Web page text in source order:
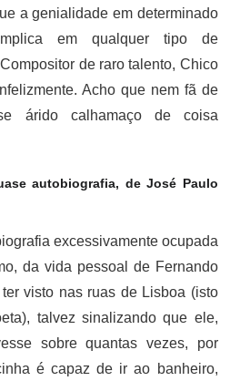
a genialidade em determinado
em qualquer tipo de
de raro talento, Chico
Acho que nem fã de
árido calhamaço de coisa
autobiografia, de José Paulo
excessivamente ocupada
da vida pessoal de Fernando
visto nas ruas de Lisboa (isto
talvez sinalizando que ele,
sobre quantas vezes, por
é capaz de ir ao banheiro,